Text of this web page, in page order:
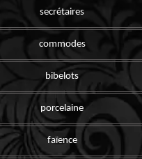
secrétaires
commodes
bibelots
porcelaine
faïence